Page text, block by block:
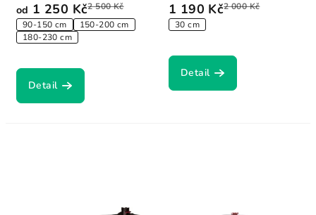
od 1 250 Kč2 500 Kč
90-150 cm
150-200 cm
180-230 cm
Detail
1 190 Kč2 000 Kč
30 cm
Detail